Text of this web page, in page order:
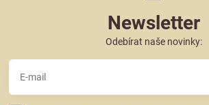
Newsletter
Odebírat naše novinky: